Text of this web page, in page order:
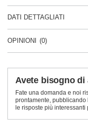
DATI DETTAGLIATI
OPINIONI (0)
Avete bisogno di
Fate una domanda e noi
prontamente, pubblicando
le risposte più interessanti